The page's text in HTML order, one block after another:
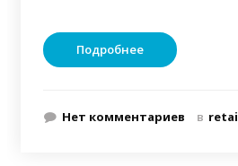
Подробнее
Нет комментариев в